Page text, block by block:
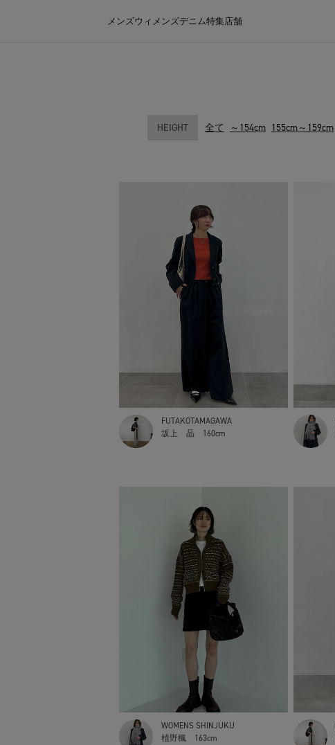
メンズウィメンズデニム特集店舗
HEIGHT 全て ～154cm 155cm～159cm
FUTAKOTAMAGAWA
坂上 晶
160cm
WOMENS SHINJUKU
植野楓
163cm